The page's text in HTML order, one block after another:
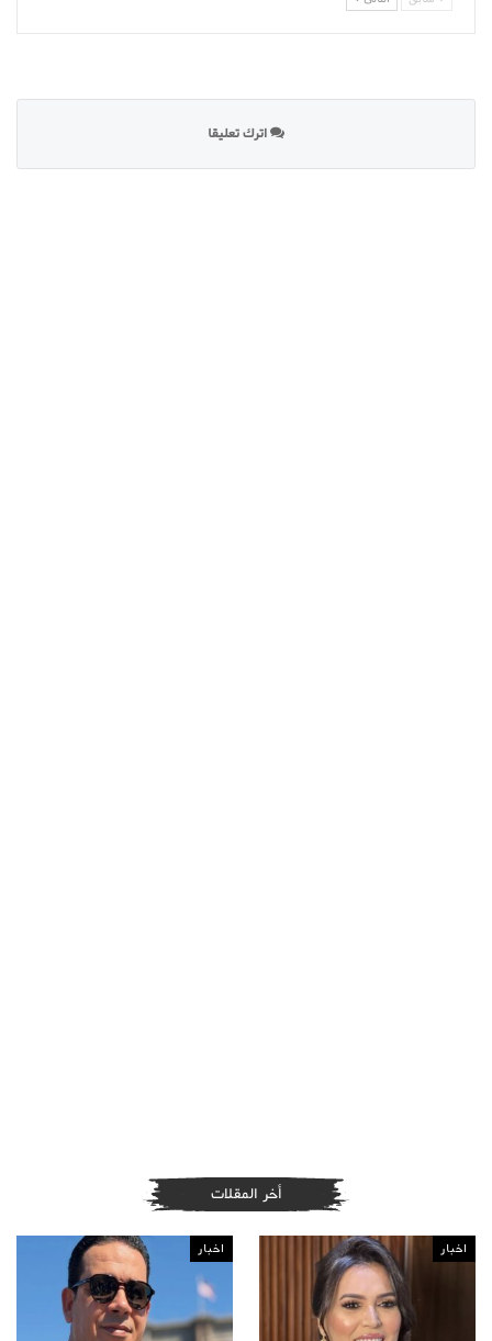
اترك تعليقا
أخر المقلات
اخبار اخبار